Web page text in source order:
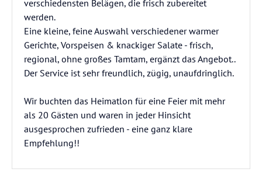
verschiedensten Belägen, die frisch zubereitet
werden.
Eine kleine, feine Auswahl verschiedener warmer
Gerichte, Vorspeisen & knackiger Salate - frisch,
regional, ohne großes Tamtam, ergänzt das Angebot..
Der Service ist sehr freundlich, zügig, unaufdringlich.
Wir buchten das Heimatlon für eine Feier mit mehr
als 20 Gästen und waren in jeder Hinsicht
ausgesprochen zufrieden - eine ganz klare
Empfehlung!!